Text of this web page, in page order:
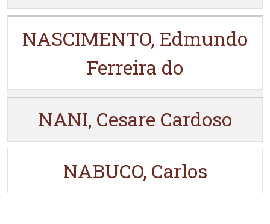
NASCIMENTO, Edmundo
Ferreira do
NANI, Cesare Cardoso
NABUCO, Carlos